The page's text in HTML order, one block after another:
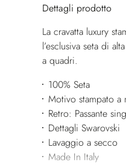
Dettagli prodotto
La cravatta luxury
l’esclusiva seta di
a quadri.
100% Seta
Motivo stampato a
Retro: Passante
Dettagli Swarovski
Lavaggio a secco
Made In Italy